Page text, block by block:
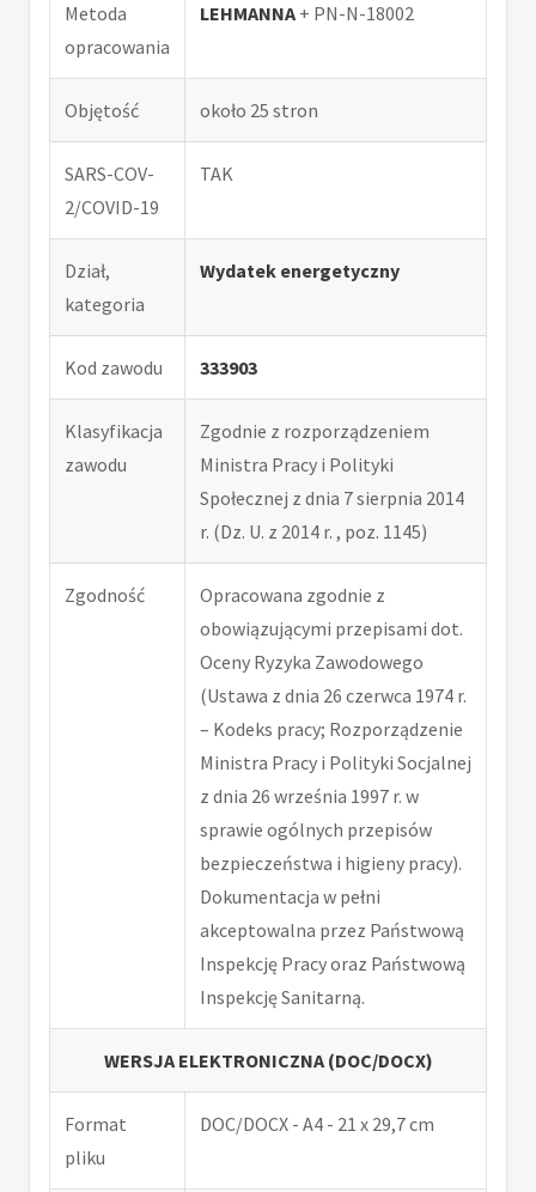
Metoda
opracowania
LEHMANNA + PN-N-18002
Objętość około 25 stron
SARS-COV-
2/COVID-19
TAK
Dział,
kategoria
Wydatek energetyczny
Kod zawodu 333903
Klasyfikacja
zawodu
Zgodnie z rozporządzeniem
Ministra Pracy i Polityki
Społecznej z dnia 7 sierpnia 2014
r. (Dz. U. z 2014 r. , poz. 1145)
Zgodność
Opracowana zgodnie z
obowiązującymi przepisami dot.
Oceny Ryzyka Zawodowego
(Ustawa z dnia 26 czerwca 1974 r.
– Kodeks pracy; Rozporządzenie
Ministra Pracy i Polityki Socjalnej
z dnia 26 września 1997 r. w
sprawie ogólnych przepisów
bezpieczeństwa i higieny pracy).
Dokumentacja w pełni
akceptowalna przez Państwową
Inspekcję Pracy oraz Państwową
Inspekcję Sanitarną.
WERSJA ELEKTRONICZNA (DOC/DOCX)
Format
pliku
DOC/DOCX - A4 - 21 x 29,7 cm